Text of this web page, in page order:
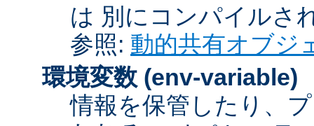
は 別にコンパイルさ
参照: 動的共有オブジ
環境変数 (env-variable)
情報を保管したり、